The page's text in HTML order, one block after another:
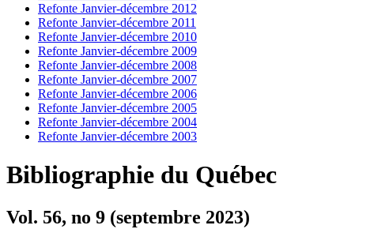
Refonte Janvier-décembre 2012
Refonte Janvier-décembre 2011
Refonte Janvier-décembre 2010
Refonte Janvier-décembre 2009
Refonte Janvier-décembre 2008
Refonte Janvier-décembre 2007
Refonte Janvier-décembre 2006
Refonte Janvier-décembre 2005
Refonte Janvier-décembre 2004
Refonte Janvier-décembre 2003
Bibliographie du Québec
Vol. 56, no 9 (septembre 2023)